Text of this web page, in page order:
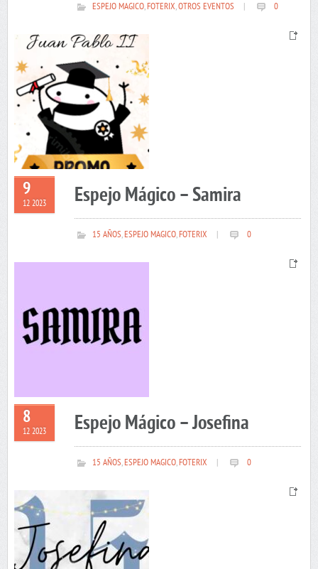
ESPEJO MAGICO,FOTERIX,OTROS EVENTOS 0
9
12 2023 Espejo Mágico – Samira
15 AÑOS,ESPEJO MAGICO,FOTERIX 0
8
12 2023 Espejo Mágico – Josefina
15 AÑOS,ESPEJO MAGICO,FOTERIX 0